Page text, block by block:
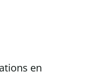
en